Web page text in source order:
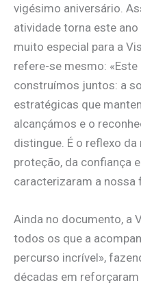
vigésimo aniversário.
atividade torna este
muito especial para a
refere-se mesmo:
construímos juntos: a
estratégicas que
alcançámos e o
distingue. É o reflexo
proteção, da confiança
caracterizaram a nossa
Ainda no documento, a
todos os que a
percurso incrível»,
décadas em